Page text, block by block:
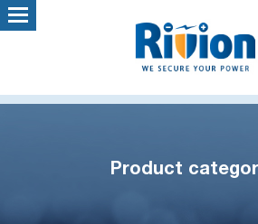
Product